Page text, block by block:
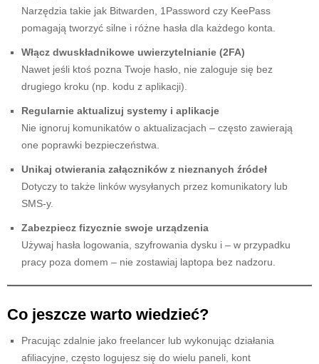
Narzędzia takie jak Bitwarden, 1Password czy KeePass
pomagają tworzyć silne i różne hasła dla każdego konta.
Włącz dwuskładnikowe uwierzytelnianie (2FA)
Nawet jeśli ktoś pozna Twoje hasło, nie zaloguje się bez
drugiego kroku (np. kodu z aplikacji).
Regularnie aktualizuj systemy i aplikacje
Nie ignoruj komunikatów o aktualizacjach – często zawierają
one poprawki bezpieczeństwa.
Unikaj otwierania załączników z nieznanych źródeł
Dotyczy to także linków wysyłanych przez komunikatory lub
SMS-y.
Zabezpiecz fizycznie swoje urządzenia
Używaj hasła logowania, szyfrowania dysku i – w przypadku
pracy poza domem – nie zostawiaj laptopa bez nadzoru.
Co jeszcze warto wiedzieć?
Pracując zdalnie jako freelancer lub wykonując działania
afiliacyjne, często logujesz się do wielu paneli, kont